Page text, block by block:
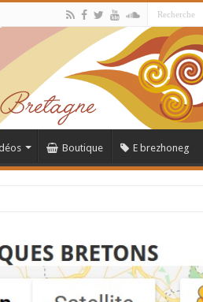
Boutique E brezhoneg